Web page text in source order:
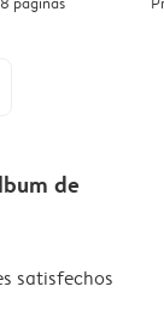
de
satisfechos